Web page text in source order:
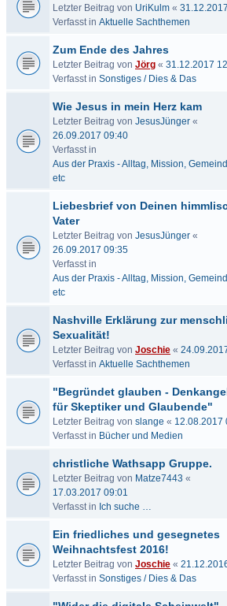
Letzter Beitrag von UriKulm «
Verfasst in Aktuelle Sachthemen
Zum Ende des Jahres
Letzter Beitrag von Jörg « 31.12.2017
Verfasst in Sonstiges / Dies & Das
Wie Jesus in mein Herz kam
Letzter Beitrag von JesusJünger «
26.09.2017 09:40
Verfasst in
Aus der Praxis - Alltag, Mission,
etc
Liebesbrief von Deinen
Vater
Letzter Beitrag von JesusJünger «
26.09.2017 09:35
Verfasst in
Aus der Praxis - Alltag, Mission,
etc
Nashville Erklärung zur
Sexualität!
Letzter Beitrag von Joschie «
Verfasst in Aktuelle Sachthemen
"Begründet glauben -
für Skeptiker und Glaubende"
Letzter Beitrag von slange « 12.08.2017
Verfasst in Bücher und Medien
christliche Wathsapp Gruppe.
Letzter Beitrag von Matze7443 «
17.03.2017 09:01
Verfasst in Ich suche …
Ein friedliches und gesegnetes
Weihnachtsfest 2016!
Letzter Beitrag von Joschie «
Verfasst in Sonstiges / Dies & Das